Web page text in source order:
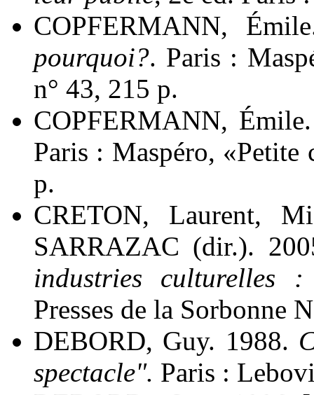
COPFERMANN,
pourquoi?. Paris :
n° 43, 215 p.
COPFERMANN,
Paris : Maspéro,
p.
CRETON, Laurent,
SARRAZAC (dir.).
industries culturelles
Presses de la Sorbonne
DEBORD, Guy. 1988.
spectacle". Paris :